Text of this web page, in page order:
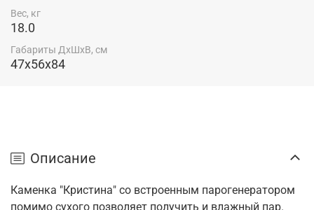
Вес, кг
18.0
Габариты ДхШхВ, см
47x56x84
Описание
Каменка "Кристина" со встроенным парогенератором
помимо сухого позволяет получить и влажный пар.